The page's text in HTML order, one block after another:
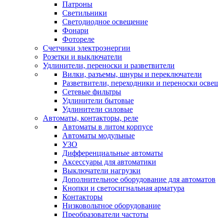
Патроны
Светильники
Светодиодное освещение
Фонари
Фотореле
Счетчики электроэнергии
Розетки и выключатели
Удлинители, переноски и разветвители
Вилки, разъемы, шнуры и переключатели
Разветвители, переходники и переноски
Сетевые фильтры
Удлинители бытовые
Удлинители силовые
Автоматы, контакторы, реле
Автоматы в литом корпусе
Автоматы модульные
УЗО
Дифференциальные автоматы
Аксессуары для автоматики
Выключатели нагрузки
Дополнительное оборудование для автоматов
Кнопки и светосигнальная арматура
Контакторы
Низковольтное оборудование
Преобразователи частоты